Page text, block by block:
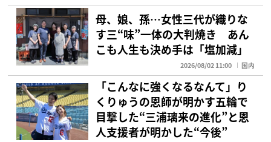
母、娘、孫…女性三代が織りな
す三“味”一体の大判焼き あん
こも人生も決め手は「塩加減」
2026/08/02 11:00 国内
「こんなに強くなるなんて」り
くりゅうの恩師が明かす五輪で
目撃した“三浦璃来の進化”と恩
人支援者が明かした“今後”